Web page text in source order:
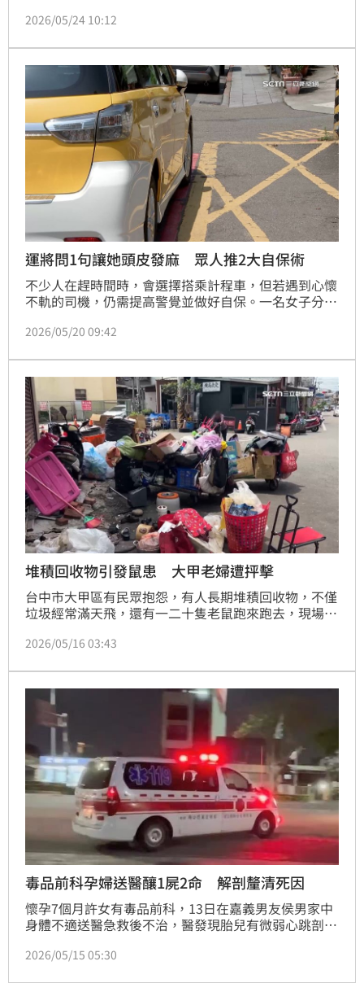
視器PO上網路，希望路人多看一眼、多一分線索，把
距離住家僅約100公尺處的樹叢內尋獲遺體，身軀與樹
枝交纏，兒子強忍悲痛，幫忙抬出母親大體，兩人再
見，竟是隔著屍袋。
2026/05/24 10:12
運將問1句讓她頭皮發麻 眾人推2大自保術
不少人在趕時間時，會選擇搭乘計程車，但若遇到心懷
不軌的司機，仍需提高警覺並做好自保。一名女子分
然問她：「這是妳家嗎？」讓她瞬間感到不安，貼文曝
2026/05/20 09:42
堆積回收物引發鼠患 大甲老婦遭抨擊
台中市大甲區有民眾抱怨，有人長期堆積回收物，不僅
垃圾經常滿天飛，還有一二十隻老鼠跑來跑去，現場直
眾抱怨堆積太多，甚至影響交通，不過她反控老鼠是附
2026/05/16 03:43
毒品前科孕婦送醫釀1屍2命 解剖釐清死因
懷孕7個月許女有毒品前科，13日在嘉義男友侯男家中
身體不適送醫急救後不治，醫發現胎兒有微弱心跳剖腹
解剖釐清死因。
2026/05/15 05:30